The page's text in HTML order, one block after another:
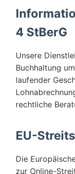
4 StBerG
Unsere
Buchhaltung
laufender
rechtliche
EU-
Die
zur Online-